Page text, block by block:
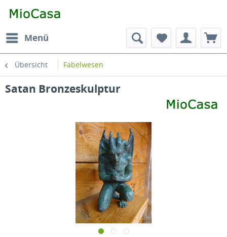
Menü
Übersicht Fabelwesen
Satan Bronzeskulptur